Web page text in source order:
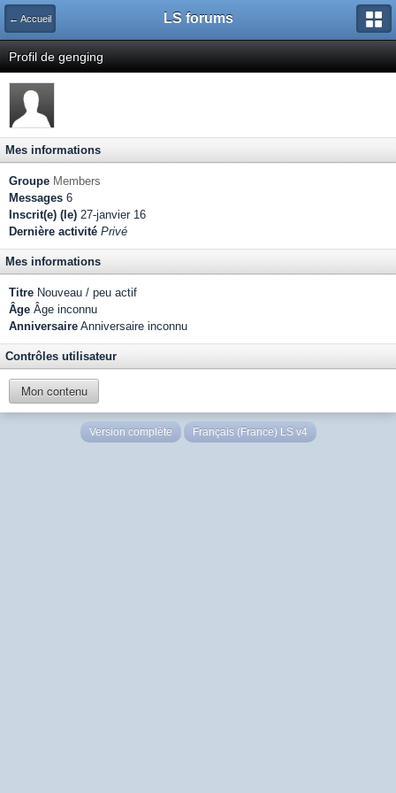
← Accueil LS forums
Profil de genging
Mes informations
Groupe Members
Messages 6
Inscrit(e) (le) 27-janvier 16
Dernière activité Privé
Mes informations
Titre Nouveau / peu actif
Âge Âge inconnu
Anniversaire Anniversaire inconnu
Contrôles utilisateur
Mon contenu
Version complète Français (France) LS v4